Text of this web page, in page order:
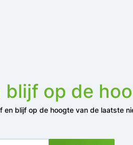
blijf op de
en blijf op de hoogte van de laatste